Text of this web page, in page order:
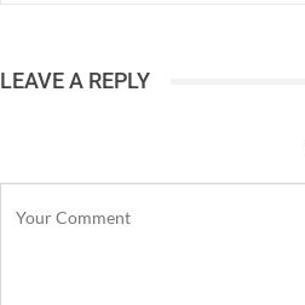
LEAVE A REPLY